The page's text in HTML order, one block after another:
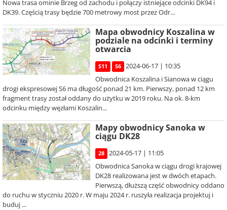
Nowa trasa ominie Brzeg od zachodu i połączy istniejące odcinki DK94 i
DK39. Częścią trasy będzie 700 metrowy most przez Odr...
Mapa obwodnicy Koszalina w
podziale na odcinki i terminy
otwarcia
S11 S6
2024-06-17 | 10:35
Obwodnica Koszalina i Sianowa w ciągu
drogi ekspresowej S6 ma długość ponad 21 km. Pierwszy, ponad 12 km
fragment trasy został oddany do użytku w 2019 roku. Na ok. 8-km
odcinku między węzłami Koszalin...
Mapy obwodnicy Sanoka w
ciągu DK28
28
2024-05-17 | 11:05
Obwodnica Sanoka w ciągu drogi krajowej
DK28 realizowana jest w dwóch etapach.
Pierwszą, dłuższą część obwodnicy oddano
do ruchu w styczniu 2020 r. W maju 2024 r. ruszyła realizacja projektuj i
buduj ...